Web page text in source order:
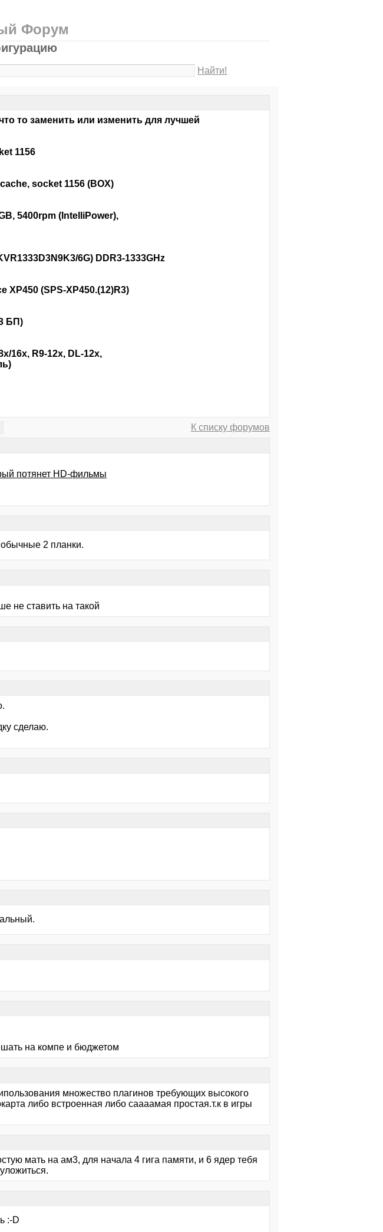
Форум
Найти!
то заменить или изменить для лучшей
1156
socket 1156 (BOX)
5400rpm (IntelliPower),
6G) DDR3-1333GHz
XP450 (SPS-XP450.(12)R3)
БП)
16x, R9-12x, DL-12x,
К списку форумов
потянет HD-фильмы
2 планки.
не ставить на такой
сделаю.
на компе и бюджетом
множество плагинов требующих высокого
либо встроенная либо саааамая простая.т.к в игры
мать на ам3, для начала 4 гига памяти, и 6 ядер тебя
:-D